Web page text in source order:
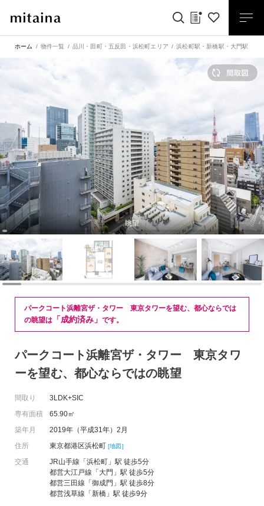
ホーム 物件一覧 品川・田町・五反田・浜松町エリア 浜松町駅 ・ 新橋駅 ・ 大門駅
眺望
パークコート浜離宮ザ・タワー 東京タワーを望む、都心ならでは
の眺望は 「成約済み」 です。
パークコート浜離宮ザ・タワー 東京タワ
ーを望む、都心ならではの眺望
間取り
3LDK+SIC
専有面積
65.90㎡
築年月
2019年（平成31年）2月
住所
東京都港区浜松町 [地図]
交通
JR山手線「浜松町」駅 徒歩5分
都営大江戸線「大門」駅 徒歩5分
都営三田線「御成門」駅 徒歩8分
都営浅草線「新橋」駅 徒歩9分